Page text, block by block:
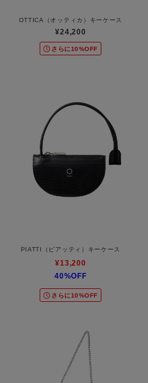
OTTICA（オッティカ）キーケース
¥24,200
さらに10%OFF
PIATTI（ピアッティ）キーケース
¥13,200
40%OFF
さらに10%OFF